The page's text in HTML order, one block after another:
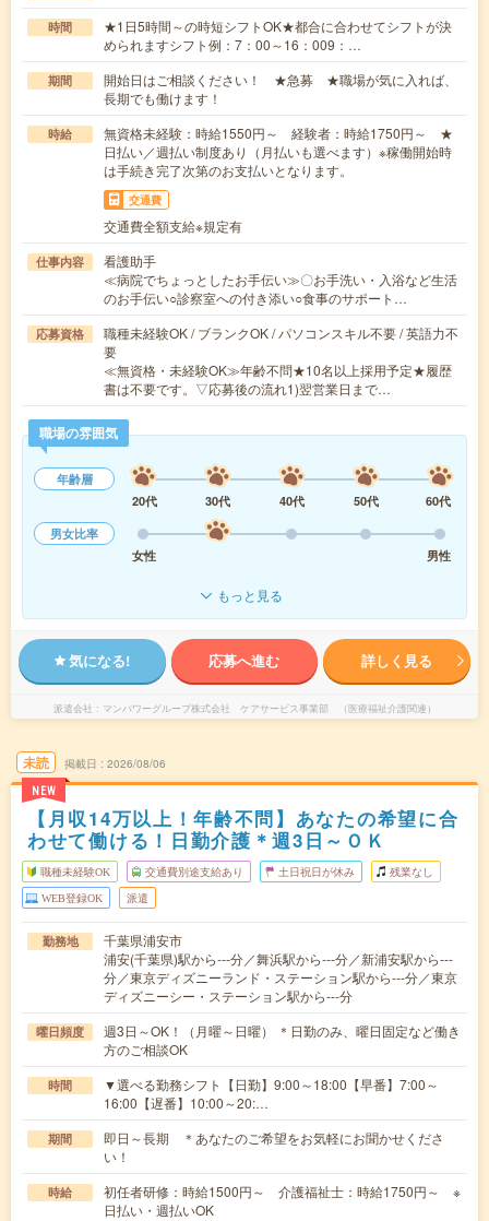
時間
★1日5時間～の時短シフトOK★都合に合わせてシフトが決
められますシフト例：7：00～16：009：…
期間
開始日はご相談ください！ ★急募 ★職場が気に入れば、
長期でも働けます！
時給
無資格未経験：時給1550円～ 経験者：時給1750円～ ★
日払い／週払い制度あり（月払いも選べます）※稼働開始時
は手続き完了次第のお支払いとなります。
交通費
交通費全額支給※規定有
仕事内容
看護助手
≪病院でちょっとしたお手伝い≫〇お手洗い・入浴など生活
のお手伝い○診察室への付き添い○食事のサポート…
応募資格
職種未経験OK / ブランクOK / パソコンスキル不要 / 英語力不
要
≪無資格・未経験OK≫年齢不問★10名以上採用予定★履歴
書は不要です。▽応募後の流れ1)翌営業日まで…
職場の雰囲気
年齢層
20代
30代 40代 50代
60代
男女比率
女性
男性
もっと見る
気になる! 応募へ進む 詳しく見る
派遣会社 マンパワーグループ株式会社 ケアサービス事業部 （医療福祉介護関連）
未読
NEW
掲載日 2026/08/06
【月収14万以上！年齢不問】あなたの希望に合
わせて働ける！日勤介護＊週3日～ＯＫ
職種未経験OK 交通費別途支給あり 土日祝日が休み 残業なし
WEB登録OK 派遣
勤務地
千葉県浦安市
浦安(千葉県)駅から---分／舞浜駅から---分／新浦安駅から---
分／東京ディズニーランド・ステーション駅から---分／東京
ディズニーシー・ステーション駅から---分
曜日頻度
週3日～OK！（月曜～日曜） ＊日勤のみ、曜日固定など働き
方のご相談OK
時間
▼選べる勤務シフト【日勤】9:00～18:00【早番】7:00～
16:00【遅番】10:00～20:…
期間
即日～長期 ＊あなたのご希望をお気軽にお聞かせくださ
い！
時給
初任者研修：時給1500円～ 介護福祉士：時給1750円～ ※
日払い・週払いOK